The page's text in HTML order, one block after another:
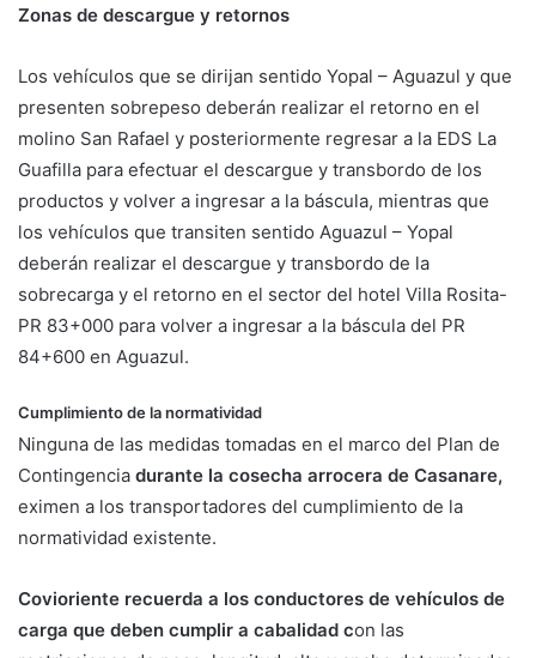
Zonas de descargue y retornos
Los vehículos que se dirijan sentido Yopal – Aguazul y que
presenten sobrepeso deberán realizar el retorno en el
molino San Rafael y posteriormente regresar a la EDS La
Guafilla para efectuar el descargue y transbordo de los
productos y volver a ingresar a la báscula, mientras que
los vehículos que transiten sentido Aguazul – Yopal
deberán realizar el descargue y transbordo de la
sobrecarga y el retorno en el sector del hotel Villa Rosita-
PR 83+000 para volver a ingresar a la báscula del PR
84+600 en Aguazul.
Cumplimiento de la normatividad
Ninguna de las medidas tomadas en el marco del Plan de
Contingencia durante la cosecha arrocera de Casanare,
eximen a los transportadores del cumplimiento de la
normatividad existente.
Covioriente recuerda a los conductores de vehículos de
carga que deben cumplir a cabalidad con las